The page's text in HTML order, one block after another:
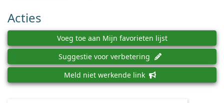
Acties
Voeg toe aan Mijn favorieten lijst
Suggestie voor verbetering
Meld niet werkende link